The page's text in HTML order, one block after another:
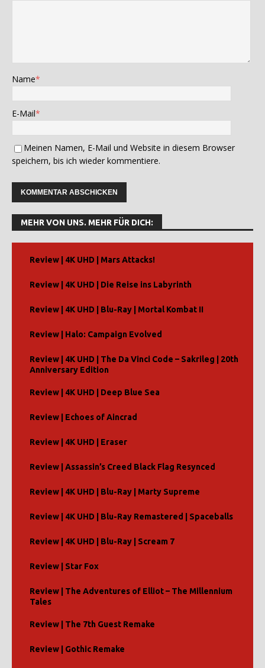
Name*
E-Mail*
Meinen Namen, E-Mail und Website in diesem Browser
speichern, bis ich wieder kommentiere.
t
MEHR VON UNS. MEHR FÜR DICH:
Review | 4K UHD | Mars Attacks!
Review | 4K UHD | Die Reise ins Labyrinth
Review | 4K UHD | Blu-Ray | Mortal Kombat II
Review | Halo: Campaign Evolved
Review | 4K UHD | The Da Vinci Code – Sakrileg | 20th
Anniversary Edition
Review | 4K UHD | Deep Blue Sea
Review | Echoes of Aincrad
Review | 4K UHD | Eraser
Review | Assassin’s Creed Black Flag Resynced
Review | 4K UHD | Blu-Ray | Marty Supreme
Review | 4K UHD | Blu-Ray Remastered | Spaceballs
Review | 4K UHD | Blu-Ray | Scream 7
Review | Star Fox
Review | The Adventures of Elliot – The Millennium
Tales
Review | The 7th Guest Remake
Review | Gothic Remake